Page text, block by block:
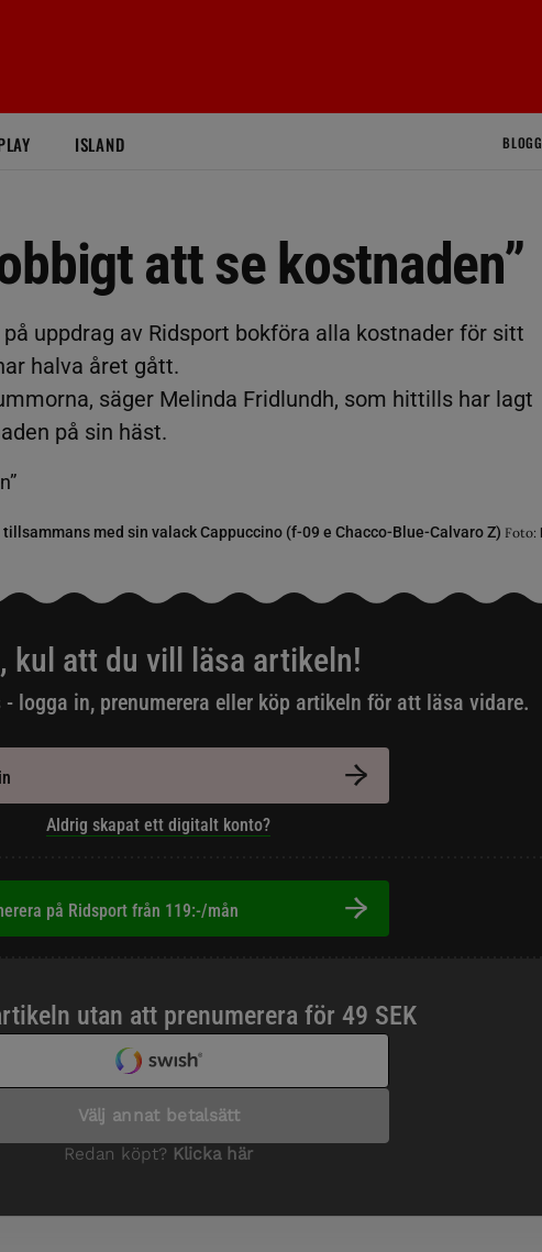
ISLAND BLOGG
att se kostnaden”
uppdrag av Ridsport bokföra alla kostnader för sitt
halva året gått.
säger Melinda Fridlundh, som hittills har lagt
på sin häst.
med sin valack Cappuccino (f-09 e Chacco-Blue-Calvaro Z) Foto:
kul att du vill läsa artikeln!
logga in, prenumerera eller köp artikeln för att läsa vidare.
Aldrig skapat ett digitalt konto?
på Ridsport från 119:-/mån